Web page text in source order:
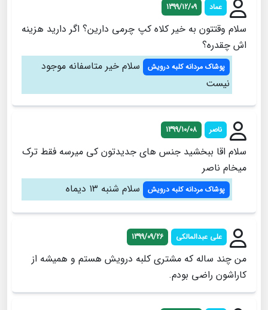
عماد 1399/12/09
سلام وقتتون به خیر کلاه کپ چرمی دارین؟ اگر دارید هزینه
اش چقدره؟
پوشاک مردانه کلبه درویش
سلام خیر متاسفانه موجود
نیست
ناصر 1399/10/08
سلام اقا ببخشید جنس های جدیدتون کی میرسه فقط ترک
میخام ناصر
پوشاک مردانه کلبه درویش سلام شنبه ۱۳ دیماه
علی عبدالمالکی 1399/09/26
من چند ساله که مشتری کلبه درویش هستم و همیشه از
کاراشون راضی بودم.